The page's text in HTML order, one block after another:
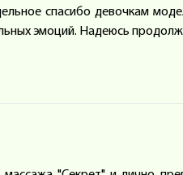
спасибо девочкам
эмоций. Надеюсь